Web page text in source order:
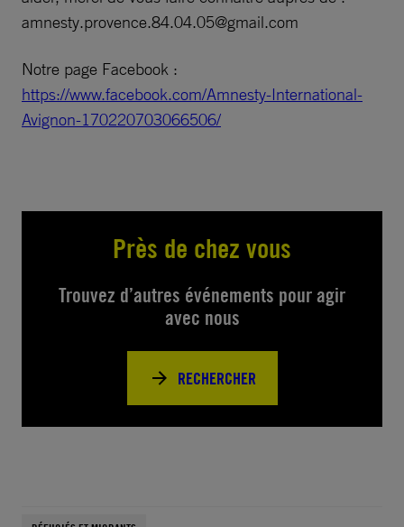
amnesty.provence.84.04.05@gmail.com
Notre page Facebook :
https://www.facebook.com/Amnesty-International-
Avignon-170220703066506/
Près de chez vous
Trouvez d’autres événements pour agir
avec nous
RECHERCHER